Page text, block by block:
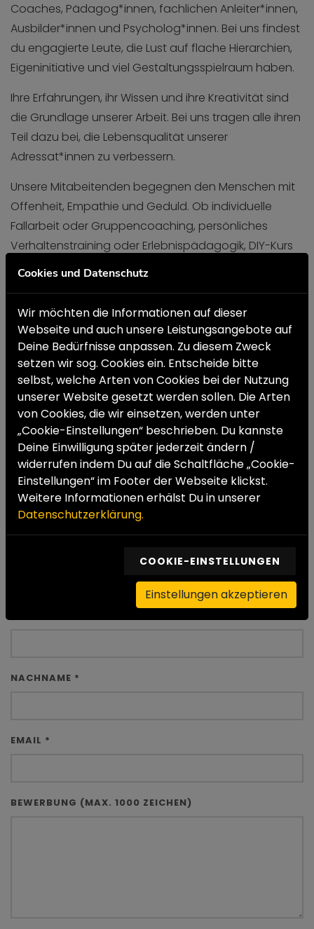
Coaches, Pädagog*innen, fachlichen Anleiter*innen,
Ausbilder*innen und Psycholog*innen. Bei uns findest
du engagierte Leute, die Lust auf flache Hierarchien,
Eigeninitiative und viel Gestaltungsspielraum haben.
Ihre Erfahrungen, ihr Wissen und ihre Kreativität sind
die Grundlage unserer Arbeit. Bei uns tragen alle ihren
Teil dazu bei, die Lebensqualität unserer
Adressat*innen zu verbessern.
Unsere Mitabeitenden begegnen den Menschen mit
Offenheit, Empathie und Geduld. Ob individuelle
Fallarbeit oder Gruppencoaching, persönliches
Verhaltenstraining oder Erlebnispädagogik, DIY-Kurs
oder kreatives Kochen - bei uns ist Arbeit
ZURÜCK ZUR SUCHE
DIREKT BEWERBEN
Formular absenden und wir melden uns
umgehend zurück.
NACHNAME *
EMAIL *
BEWERBUNG (MAX. 1000 ZEICHEN)
Cookies und Datenschutz
Wir möchten die Informationen auf dieser
Webseite und auch unsere Leistungsangebote auf
Deine Bedürfnisse anpassen. Zu diesem Zweck
setzen wir sog. Cookies ein. Entscheide bitte
selbst, welche Arten von Cookies bei der Nutzung
unserer Website gesetzt werden sollen. Die Arten
von Cookies, die wir einsetzen, werden unter
„Cookie-Einstellungen“ beschrieben. Du kannste
Deine Einwilligung später jederzeit ändern /
widerrufen indem Du auf die Schaltfläche „Cookie-
Einstellungen“ im Footer der Webseite klickst.
Weitere Informationen erhälst Du in unserer
Datenschutzerklärung.
COOKIE-EINSTELLUNGEN
Einstellungen akzeptieren